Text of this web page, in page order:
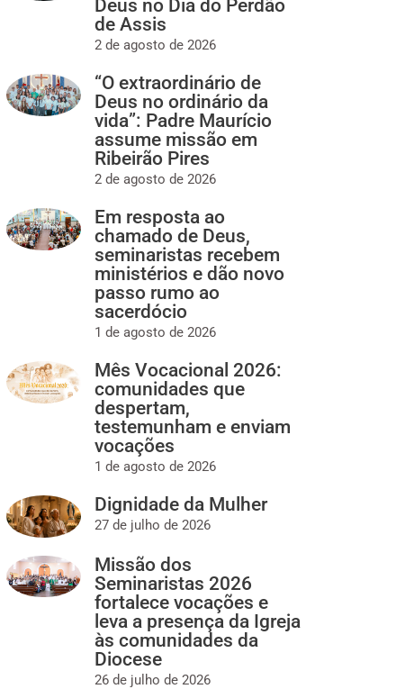
Deus no Dia do Perdão
de Assis
2 de agosto de 2026
“O extraordinário de
Deus no ordinário da
vida”: Padre Maurício
assume missão em
Ribeirão Pires
2 de agosto de 2026
Em resposta ao
chamado de Deus,
seminaristas recebem
ministérios e dão novo
passo rumo ao
sacerdócio
1 de agosto de 2026
Mês Vocacional 2026:
comunidades que
despertam,
testemunham e enviam
vocações
1 de agosto de 2026
Dignidade da Mulher
27 de julho de 2026
Missão dos
Seminaristas 2026
fortalece vocações e
leva a presença da Igreja
às comunidades da
Diocese
26 de julho de 2026